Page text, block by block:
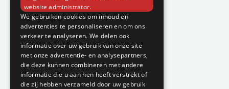
Klantenservice
Garantie en klachten
Betaalmethodes
Privacyverklaring
Algemene voorwaarden
website administrator.
We gebruiken cookies om inhoud en
advertenties te personaliseren en om ons
verkeer te analyseren. We delen ook
informatie over uw gebruik van onze site
met onze advertentie- en analysepartners,
die deze kunnen combineren met andere
informatie die u aan hen heeft verstrekt of
die zij hebben verzameld door uw gebruik